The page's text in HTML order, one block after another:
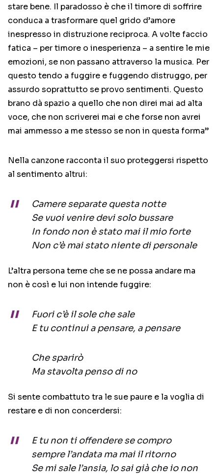
stare bene. Il paradosso è che il timore di soffrire
conduca a trasformare quel grido d’amore
inespresso in distruzione reciproca. A volte faccio
fatica – per timore o inesperienza – a sentire le mie
emozioni, se non passano attraverso la musica. Per
questo tendo a fuggire e fuggendo distruggo, per
assurdo soprattutto se provo sentimenti. Questo
brano dà spazio a quello che non direi mai ad alta
voce, che non scriverei mai e che forse non avrei
mai ammesso a me stesso se non in questa forma”
Nella canzone racconta il suo proteggersi rispetto
al sentimento altrui:
Camere separate questa notte
Se vuoi venire devi solo bussare
In fondo non è stato mai il mio forte
Non c’è mai stato niente di personale
L’altra persona teme che se ne possa andare ma
non è così e lui non intende fuggire:
Fuori c’è il sole che sale
E tu continui a pensare, a pensare
Che sparirò
Ma stavolta penso di no
Si sente combattuto tra le sue paure e la voglia di
restare e di non concerdersi:
E tu non ti offendere se compro
sempre l’andata ma mai il ritorno
Se mi sale l’ansia, lo sai già che io non